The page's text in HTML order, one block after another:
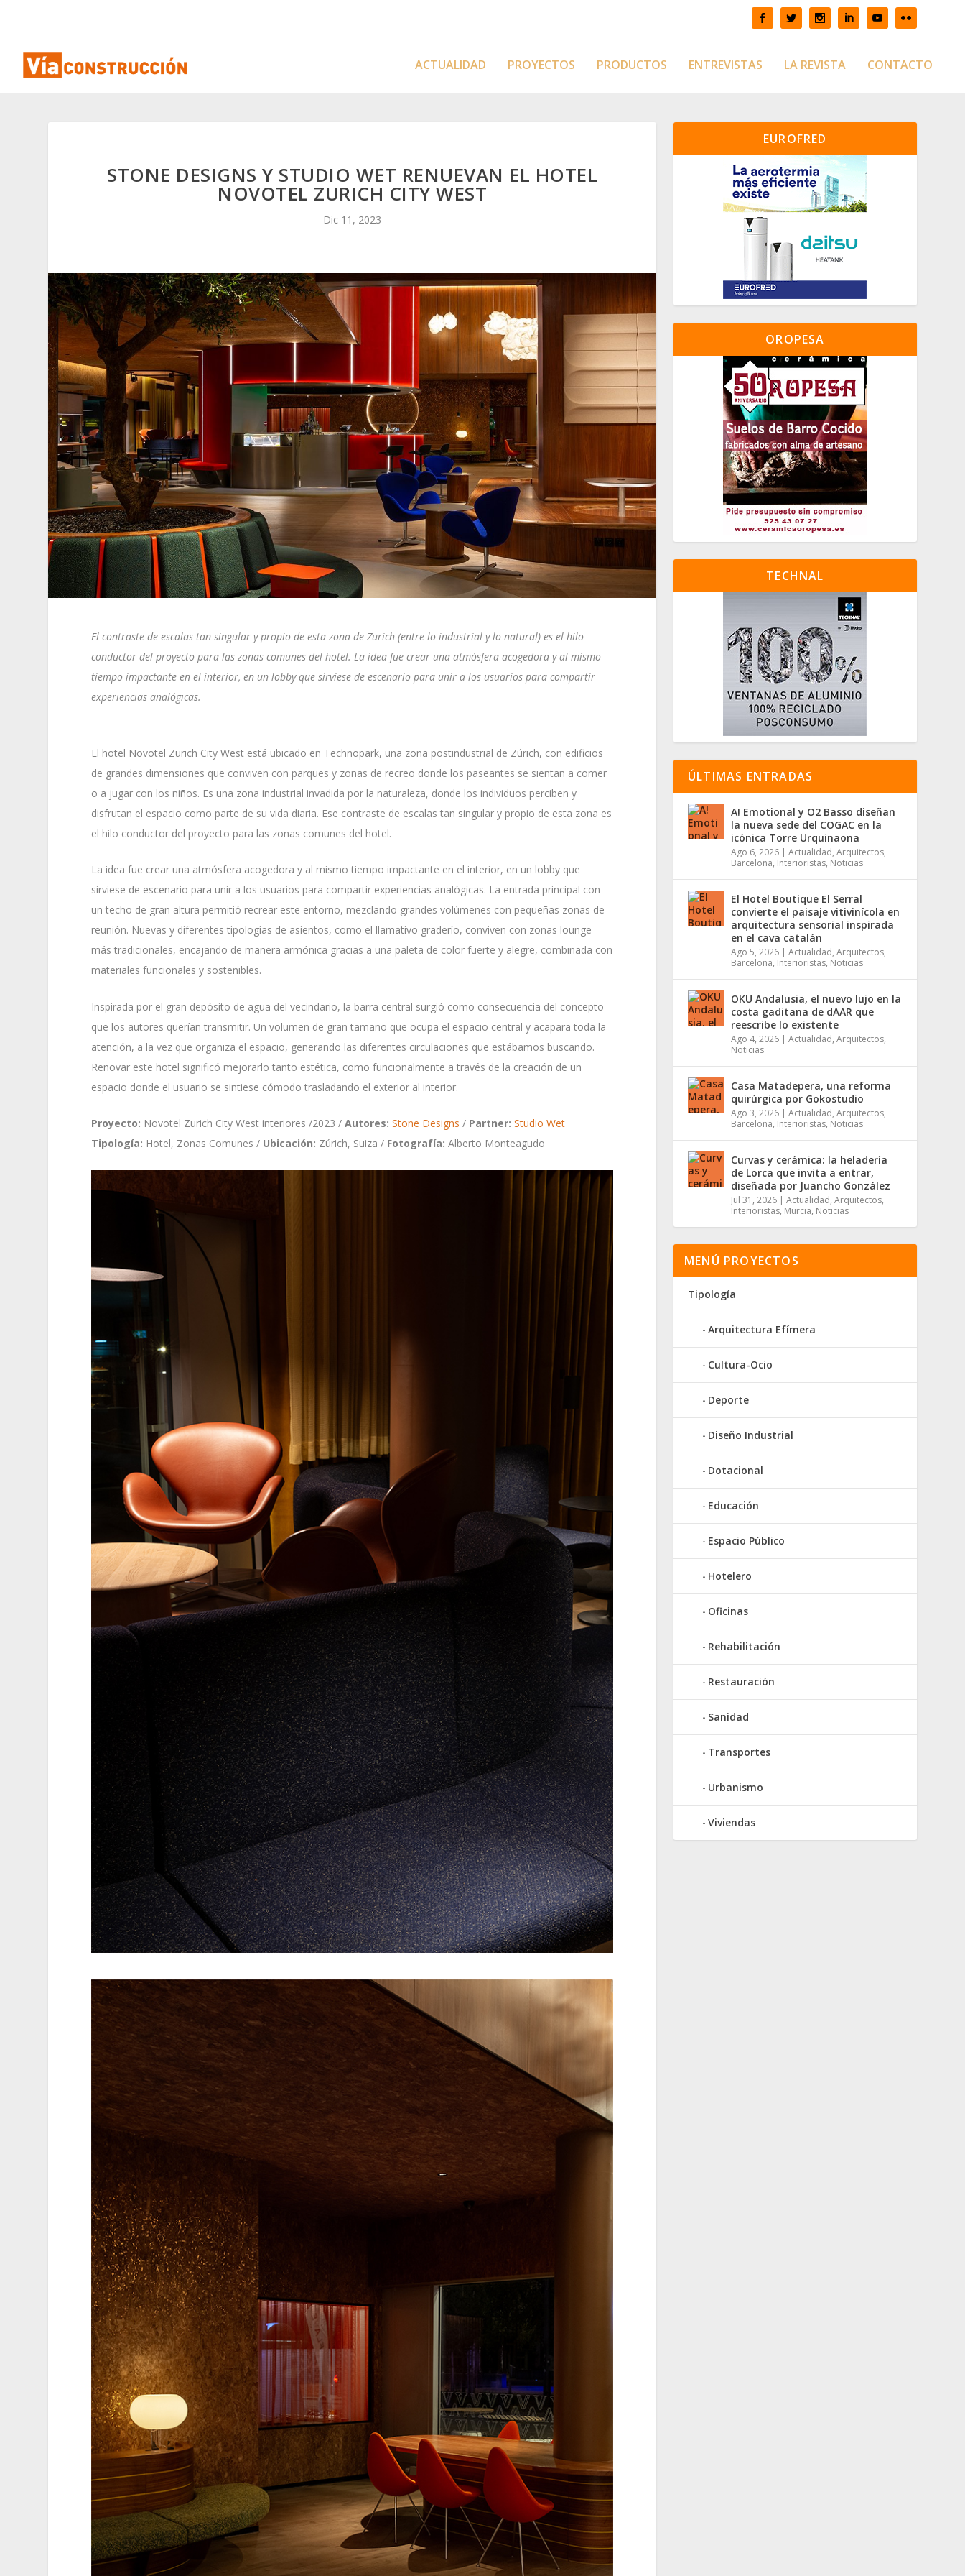
ACTUALIDAD PROYECTOS PRODUCTOS ENTREVISTAS LA REVISTA CONTACTO
STONE DESIGNS Y STUDIO WET RENUEVAN EL HOTEL
NOVOTEL ZURICH CITY WEST
Dic 11, 2023
El contraste de escalas tan singular y propio de esta zona de Zurich (entre lo industrial y lo natural) es el hilo
conductor del proyecto para las zonas comunes del hotel. La idea fue crear una atmósfera acogedora y al mismo
tiempo impactante en el interior, en un lobby que sirviese de escenario para unir a los usuarios para compartir
experiencias analógicas.
El hotel Novotel Zurich City West está ubicado en Technopark, una zona postindustrial de Zúrich, con edificios
de grandes dimensiones que conviven con parques y zonas de recreo donde los paseantes se sientan a comer
o a jugar con los niños. Es una zona industrial invadida por la naturaleza, donde los individuos perciben y
disfrutan el espacio como parte de su vida diaria. Ese contraste de escalas tan singular y propio de esta zona es
el hilo conductor del proyecto para las zonas comunes del hotel.
La idea fue crear una atmósfera acogedora y al mismo tiempo impactante en el interior, en un lobby que
sirviese de escenario para unir a los usuarios para compartir experiencias analógicas. La entrada principal con
un techo de gran altura permitió recrear este entorno, mezclando grandes volúmenes con pequeñas zonas de
reunión. Nuevas y diferentes tipologías de asientos, como el llamativo graderío, conviven con zonas lounge
más tradicionales, encajando de manera armónica gracias a una paleta de color fuerte y alegre, combinada con
materiales funcionales y sostenibles.
Inspirada por el gran depósito de agua del vecindario, la barra central surgió como consecuencia del concepto
que los autores querían transmitir. Un volumen de gran tamaño que ocupa el espacio central y acapara toda la
atención, a la vez que organiza el espacio, generando las diferentes circulaciones que estábamos buscando.
Renovar este hotel significó mejorarlo tanto estética, como funcionalmente a través de la creación de un
espacio donde el usuario se sintiese cómodo trasladando el exterior al interior.
Proyecto: Novotel Zurich City West interiores /2023 /Autores: Stone Designs / Partner: Studio Wet
Tipología: Hotel, Zonas Comunes / Ubicación: Zúrich, Suiza / Fotografía: Alberto Monteagudo
EUROFRED
OROPESA
TECHNAL
ÚLTIMAS ENTRADAS
A! Emotional y O2 Basso diseñan
la nueva sede del COGAC en la
icónica Torre Urquinaona
Ago 6, 2026 | Actualidad, Arquitectos,
Barcelona, Interioristas, Noticias
El Hotel Boutique El Serral
convierte el paisaje vitivinícola en
arquitectura sensorial inspirada
en el cava catalán
Ago 5, 2026 | Actualidad, Arquitectos,
Barcelona, Interioristas, Noticias
OKU Andalusia, el nuevo lujo en la
costa gaditana de dAAR que
reescribe lo existente
Ago 4, 2026 | Actualidad, Arquitectos,
Noticias
Casa Matadepera, una reforma
quirúrgica por Gokostudio
Ago 3, 2026 | Actualidad, Arquitectos,
Barcelona, Interioristas, Noticias
Curvas y cerámica: la heladería
de Lorca que invita a entrar,
diseñada por Juancho González
Jul 31, 2026 | Actualidad, Arquitectos,
Interioristas, Murcia, Noticias
MENÚ PROYECTOS
Tipología
Arquitectura Efímera
Cultura-Ocio
Deporte
Diseño Industrial
Dotacional
Educación
Espacio Público
Hotelero
Oficinas
Rehabilitación
Restauración
Sanidad
Transportes
Urbanismo
Viviendas